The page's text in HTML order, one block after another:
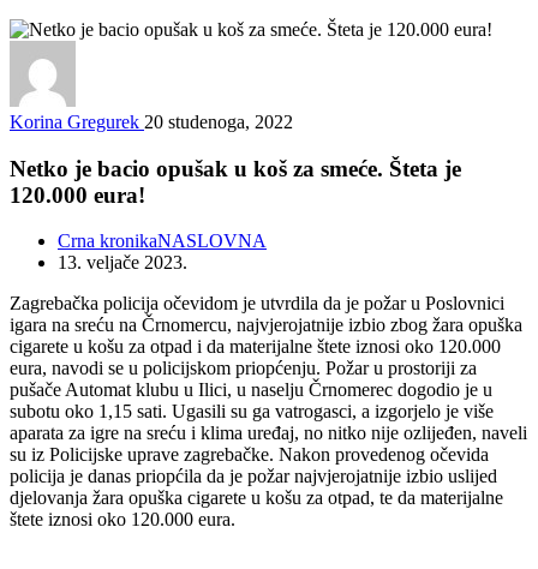
Korina Gregurek 20 studenoga, 2022
Netko je bacio opušak u koš za smeće. Šteta je
120.000 eura!
Crna kronikaNASLOVNA
13. veljače 2023.
Zagrebačka policija očevidom je utvrdila da je požar u Poslovnici
igara na sreću na Črnomercu, najvjerojatnije izbio zbog žara opuška
cigarete u košu za otpad i da materijalne štete iznosi oko 120.000
eura, navodi se u policijskom priopćenju. Požar u prostoriji za
pušače Automat klubu u Ilici, u naselju Črnomerec dogodio je u
subotu oko 1,15 sati. Ugasili su ga vatrogasci, a izgorjelo je više
aparata za igre na sreću i klima uređaj, no nitko nije ozlijeđen, naveli
su iz Policijske uprave zagrebačke. Nakon provedenog očevida
policija je danas priopćila da je požar najvjerojatnije izbio uslijed
djelovanja žara opuška cigarete u košu za otpad, te da materijalne
štete iznosi oko 120.000 eura.